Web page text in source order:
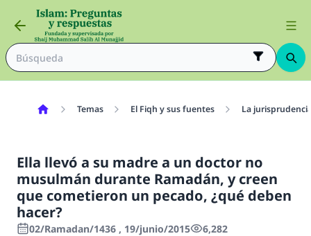
Temas El Fiqh y sus fuentes La
Ella llevó a su madre a un doctor no
musulmán durante Ramadán, y creen
que cometieron un pecado, ¿qué deben
hacer?
02/Ramadan/1436 , 19/junio/2015 6,282